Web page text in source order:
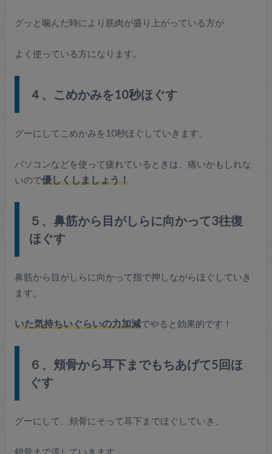
グッと噛んだ時により筋肉が盛り上がっている方が
よく使っている方になります。
４、こめかみを10秒ほぐす
グーにしてこめかみを10秒ほぐしていきます。
パソコンなどを使って疲れているときは、痛いかもしれな
いので優しくしましょう！
５、鼻筋から目がしらに向かって3往復
ほぐす
鼻筋から目がしらに向かって指で押しながらほぐしていき
ます。
いた気持ちいぐらいの力加減でやると効果的です！
６、頬骨から耳下までもちあげて5回ほ
ぐす
グーにして、頬骨にそって耳下までほぐしていき、
鎖骨まで流していきます。